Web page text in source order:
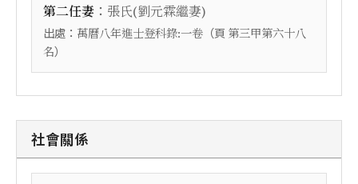
第二任妻 ： 張氏(劉元霖繼妻)
出處： 萬曆八年進士登科錄:一卷 （頁 第三甲第六十八
名）
社會關係